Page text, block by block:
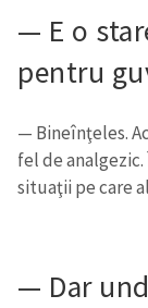
— E o
pentru
— Bineînţeles.
fel de
situaţii pe care
— Dar